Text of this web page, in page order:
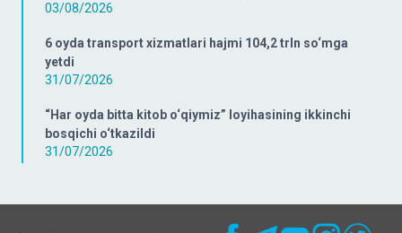
03/08/2026
6 oyda transport xizmatlari hajmi 104,2 trln so‘mga
yetdi
31/07/2026
“Har oyda bitta kitob o‘qiymiz” loyihasining ikkinchi
bosqichi o‘tkazildi
31/07/2026